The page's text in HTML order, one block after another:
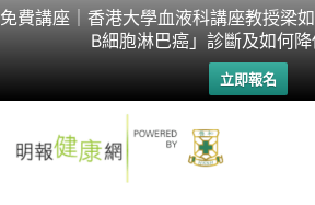
免費講座｜香港大學血液科講座教授梁
B細胞淋巴癌」診斷及如何
立即報名
Skip